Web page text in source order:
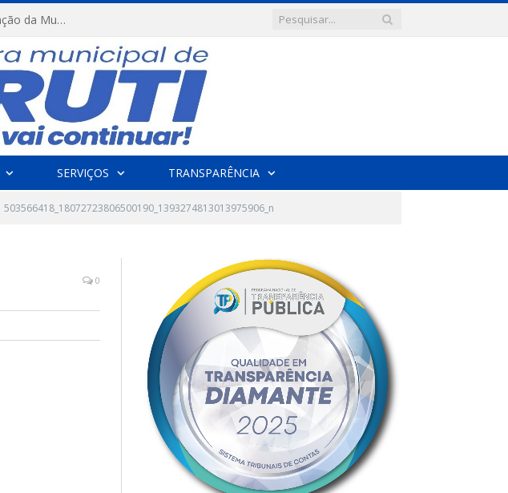
FESTRIBAL 2026 – No Coração da Amazônia. Apresentação da Munduruku.
SERVIÇOS TRANSPARÊNCIA
503566418_18072723806500190_1393274813013975906_n
0